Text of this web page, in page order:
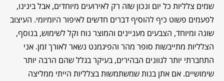
שמים צלליות כל יום ונכון שזה רק לאירועים מיוחדים, אבל בינינו,
לפעמים פשוט כיף להוסיף דברים חדשים לאיפור היומיומי. העיצוב
שונה ומיוחד, הצבעים מעניינים והמוצר נוח וקל לשימוש, בנוסף,
הצלליות מתייבשות סופר מהר והפיגמנט נשאר לאורך זמן. אני
התחברתי יותר לגוונים הבהירים, בעיקר בגלל שהם הרבה יותר
שימושיים. אם אתן בנות שמשתמשות בצלליות הייתי ממליצה